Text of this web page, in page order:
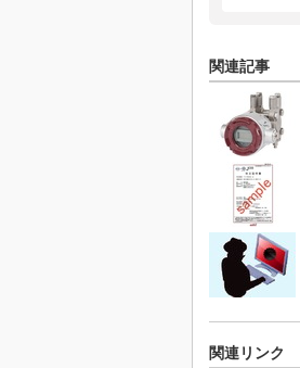
関連記事
関連リンク